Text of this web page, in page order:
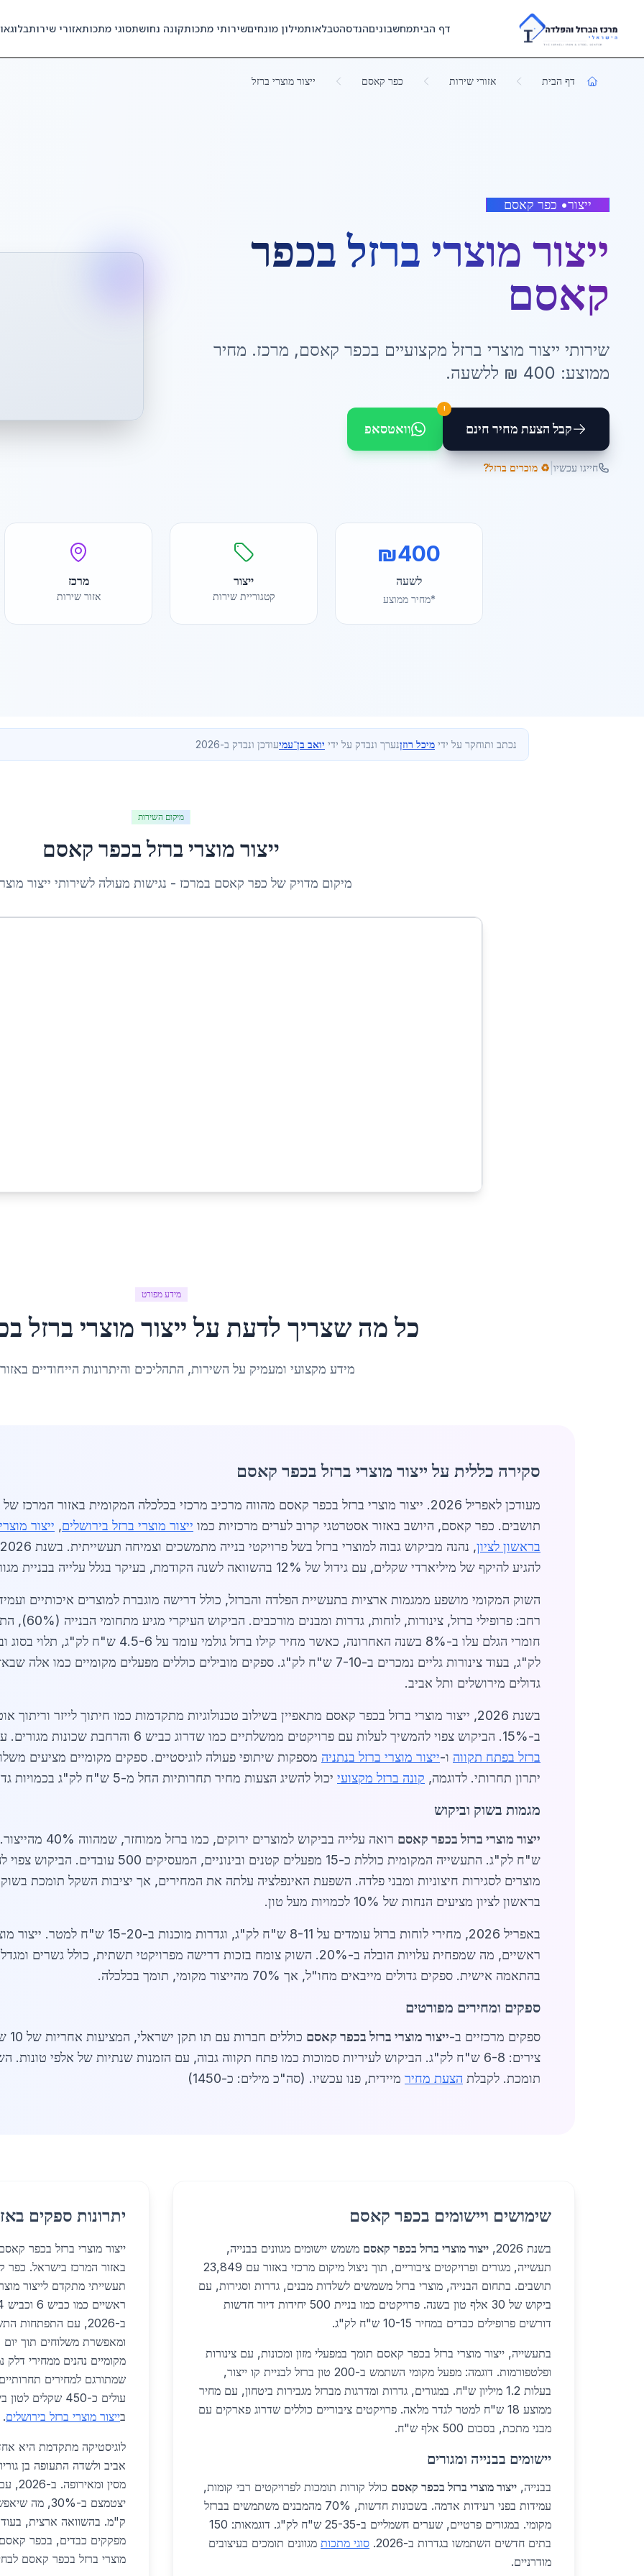
Skip to main content
דף הביתמחשבוניםהנדסהטבלאותמילון מונחיםשירותי מתכותקונה נחושתסוגי מתכותאזורי שירותבלוג
דף הבית אזורי שירות כפר קאסם ייצור מוצרי ברזל
ייצור• כפר קאסם
ייצור מוצרי ברזלבכפר
קאסם
שירותי ייצור מוצרי ברזל מקצועיים בכפר קאסם, מרכז. מחיר
ממוצע: 400 ₪ ללשעה.
קבל הצעת מחיר חינם
!
וואטסאפ
חייגו עכשיו ♻️ מוכרים ברזל?
₪400
לשעה
*מחיר ממוצע
ייצור
קטגוריית שירות
מרכז
אזור שירות
נכתב ותוחקר על ידי מיכל רוזןנערך ונבדק על ידי יואב בן־עמיעודכן ונבדק ב-2026
מיקום השירות
ייצור מוצרי ברזלבכפר קאסם
מיקום מדויק של כפר קאסם במרכז - נגישות מעולה לשירותי ייצור
מידע מפורט
כל מה שצריך לדעת על ייצור מוצרי ברזלב
מידע מקצועי ומעמיק על השירות, התהליכים והיתרונות הייחודיים
סקירה כללית על ייצור מוצרי ברזל בכפר קאסם
תושבים. כפר קאסם, היושב באזור אסטרטגי קרוב לערים מרכזיות כמו ייצור מוצרי ברזל בירושלים, ייצור
בראשון לציון, נהנה מביקוש גבוה למוצרי ברזל בשל פרויקטי בנייה מתמשכים וצמיחה תעשייתית. בשנת 2026, שוק
להגיע להיקף של מיליארדי שקלים, עם גידול של 12% בהשוואה לשנה הקודמת, בעיקר בגלל עלייה בבניית מגורים ותשתיות.
השוק המקומי מושפע ממגמות ארציות בתעשיית הפלדה והברזל, כולל דרישה מוגברת למוצרים איכותיים
לק"ג, בעוד צינורות גליים נמכרים ב-7-10 ש"ח לק"ג. ספקים מובילים כוללים מפעלים
גדולים מירושלים ותל אביב.
בשנת 2026, ייצור מוצרי ברזל בכפר קאסם מתאפיין בשילוב טכנולוגיות מתקדמות כמו חיתוך לייזר
ב-15%. הביקוש צפוי להמשיך לעלות עם פרויקטים ממשלתיים כמו שדרוג כביש 6 והרחבת שכונות מגורים. ערים סמוכות תורמות לביקוש:
ברזל בפתח תקווה ו-ייצור מוצרי ברזל בנתניה
יתרון תחרותי. לדוגמה, קונה ברזל מקצועי יכול להשיג הצעות מחיר תחרותיות החל מ-5 ש"ח לק"ג בכמויות גדולות.
מגמות בשוק וביקוש
ייצור מוצרי ברזל בכפר קאסם
מוצרים לסגירות חיצוניות ומבני פלדה. השפעת האינפלציה עלתה את המחירים, אך יציבות השקל תומכת
בראשון לציון מציעים הנחות של 10% לכמויות מעל טון.
באפריל 2026, מחירי לוחות ברזל עומדים על
ראשיים, מה שמפחית עלויות הובלה ב-20%. השוק צומח בזכות דרישה מפרויקטי תשתית, כולל גשרים ומגדלי חשמל.
בהתאמה אישית. ספקים גדולים מייבאים מחו"ל, אך 70% מהייצור מקומי, תומך בכלכלה.
ספקים ומחירים מפורטים
ספקים מרכזיים ב-ייצור מוצרי ברזל בכפר קאסם
תומכת. לקבלת הצעת מחיר מיידית, פנו עכשיו. (סה"כ מילים: כ-1450)
שימושים ויישומים בכפר קאסם
בשנת 2026, ייצור מוצרי ברזל בכפר קאסם משמש יישומים מגוונים בבנייה,
תעשייה, מגורים ופרויקטים ציבוריים, תוך ניצול מיקום מרכזי באזור עם 23,849
תושבים. בתחום הבנייה, מוצרי ברזל משמשים לשלדות מבנים, גדרות וסגירות, עם
ביקוש של 30 אלף טון בשנה. פרויקטים כמו בניית 500 יחידות דיור חדשות
דורשים פרופילים כבדים במחיר 10-15 ש"ח לק"ג.
בתעשייה, ייצור מוצרי ברזל בכפר קאסם תומך במפעלי מזון ומכונות, עם צינורות
ופלטפורמות. דוגמה: מפעל מקומי השתמש ב-200 טון ברזל לבניית קו ייצור,
בעלות 1.2 מיליון ש"ח. במגורים, גדרות ומדרגות מברזל מגבירות ביטחון, עם מחיר
ממוצע 18 ש"ח למטר לגדר מלאה. פרויקטים ציבוריים כוללים שדרוג פארקים עם
מבני מתכת, בסכום 500 אלף ש"ח.
יישומים בבנייה ומגורים
בבנייה, ייצור מוצרי ברזל בכפר קאסם כולל קורות תומכות לפרויקטים רבי קומות,
עמידות בפני רעידות אדמה. בשכונות חדשות, 70% מהמבנים משתמשים בברזל
מקומי. במגורים פרטיים, שערים חשמליים ב-25-35 ש"ח לק"ג. דוגמאות: 150
בתים חדשים השתמשו בגדרות ב-2026.
סוגי מתכות מגוונים תומכים בעיצובים
מודרניים.
יתרונות ספקים
ייצור מוצרי ברזל בכפר
באזור המרכז בישראל. כפר
תעשייתי מתקדם לייצור
ב-2026, עם התפתחות
ומאפשרת משלוחים תוך יום
מקומיים נהנים ממחירי דלק
בייצור מוצרי ברזל בירושלים.
לוגיסטיקה מתקדמת היא
אביב ולשדה התעופה בן
מסין
ק"מ. בהשוואה ארצית,
מפקקים כבדים, בכפר קאסם
מוצרי ברזל בכפר קאסם